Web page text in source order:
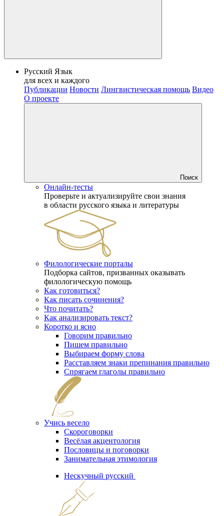
Русский Язык
для всех и каждого
Публикации Новости Лингвистическая помощь Видео
О проекте
Поиск
Онлайн-тесты
Проверьте и актуализируйте свои знания
в области русского языка и литературы
Филологические порталы
Подборка сайтов, призванных оказывать
филологическую помощь
Как готовиться?
Как писать сочинения?
Что почитать?
Как анализировать текст?
Коротко и ясно
Говорим правильно
Пишем правильно
Выбираем форму слова
Расставляем знаки препинания правильно
Спрягаем глаголы правильно
Учись весело
Скороговорки
Весёлая акцентология
Пословицы и поговорки
Занимательная этимология
Нескучный русский